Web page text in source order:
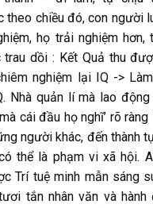
theo chiều đó, con người
họ trải nghiệm
dồi : Kết Quả thu
nghiệm lại IQ ->
Nhà quản lí mà lao
cái đầu họ nghĩ’ rõ
người khác, đến thành
thể là phạm vi xã hội.
Trí tuệ minh mẫn sáng
tắn nhân văn và hành